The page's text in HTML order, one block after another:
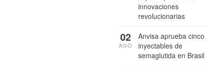
innovaciones
revolucionarias
Anvisa aprueba cinco
inyectables de
semaglutida en Brasil
02
AGO